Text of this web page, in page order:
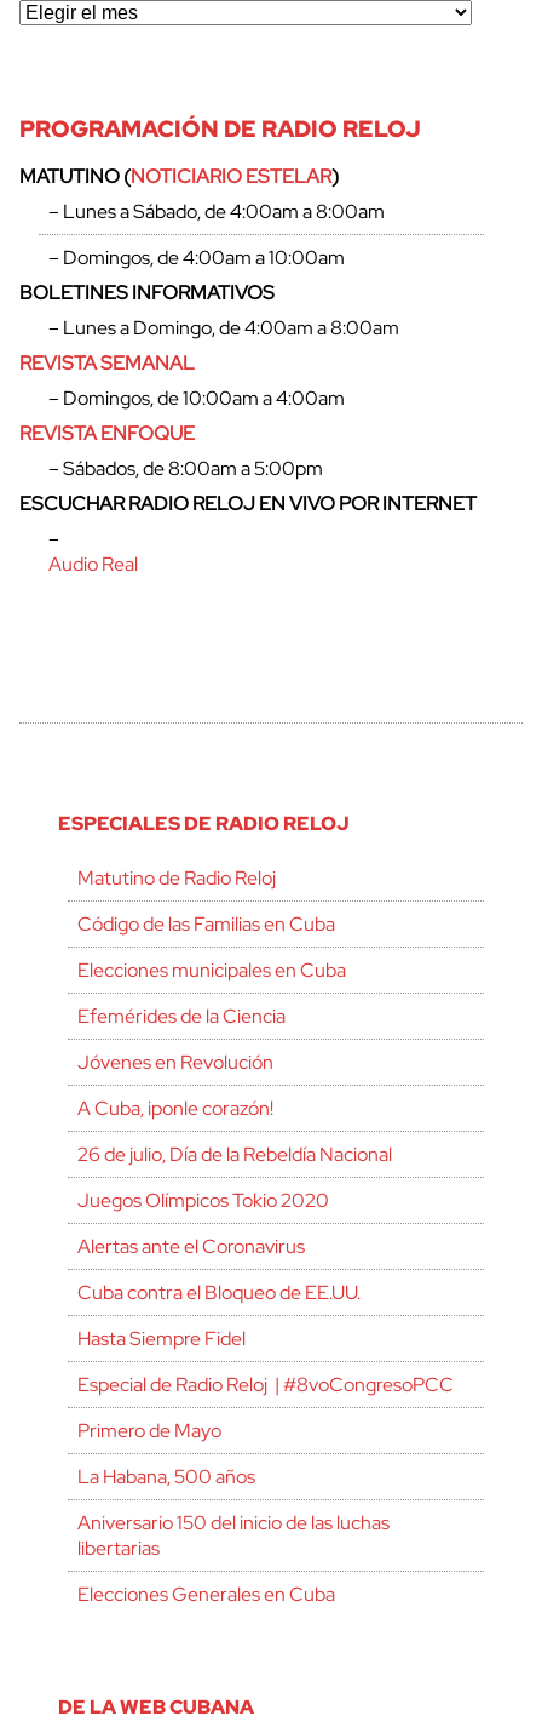
PROGRAMACIÓN DE RADIO RELOJ
MATUTINO (NOTICIARIO ESTELAR)
– Lunes a Sábado, de 4:00am a 8:00am
– Domingos, de 4:00am a 10:00am
BOLETINES INFORMATIVOS
– Lunes a Domingo, de 4:00am a 8:00am
REVISTA SEMANAL
– Domingos, de 10:00am a 4:00am
REVISTA ENFOQUE
– Sábados, de 8:00am a 5:00pm
ESCUCHAR RADIO RELOJ EN VIVO POR INTERNET
–
Audio Real
ESPECIALES DE RADIO RELOJ
Matutino de Radio Reloj
Código de las Familias en Cuba
Elecciones municipales en Cuba
Efemérides de la Ciencia
Jóvenes en Revolución
A Cuba, ¡ponle corazón!
26 de julio, Día de la Rebeldía Nacional
Juegos Olímpicos Tokio 2020
Alertas ante el Coronavirus
Cuba contra el Bloqueo de EE.UU.
Hasta Siempre Fidel
Especial de Radio Reloj | #8voCongresoPCC
Primero de Mayo
La Habana, 500 años
Aniversario 150 del inicio de las luchas
libertarias
Elecciones Generales en Cuba
DE LA WEB CUBANA